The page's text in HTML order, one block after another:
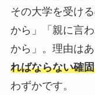
その大学を受け
から」「親に言
から」。理由はあ
ればならない確
わずかです。